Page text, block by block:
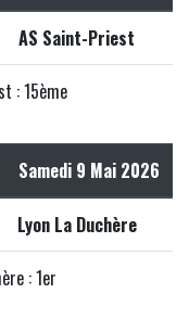
AS Saint-Priest
: 15ème
Samedi 9 Mai 2026
Lyon La Duchère
: 1er